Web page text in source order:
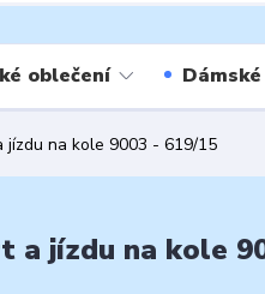
oblečení
na kole 9003 - 619/15
jízdu na kole